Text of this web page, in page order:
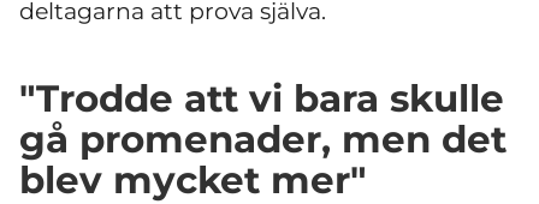
deltagarna att prova själva.
"Trodde att vi bara skulle
gå promenader, men det
blev mycket mer"